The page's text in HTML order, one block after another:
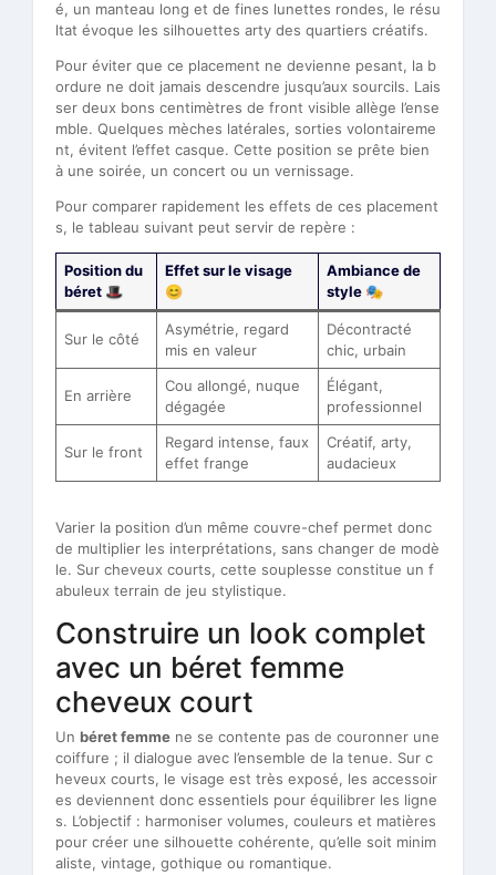
é, un manteau long et de fines lunettes rondes, le résu
ltat évoque les silhouettes arty des quartiers créatifs.
Pour éviter que ce placement ne devienne pesant, la b
ordure ne doit jamais descendre jusqu’aux sourcils. Lais
ser deux bons centimètres de front visible allège l’ense
mble. Quelques mèches latérales, sorties volontaireme
nt, évitent l’effet casque. Cette position se prête bien
à une soirée, un concert ou un vernissage.
Pour comparer rapidement les effets de ces placement
s, le tableau suivant peut servir de repère :
Position du
béret 🎩
Effet sur le visage
😊
Ambiance de
style 🎭
Sur le côté
Asymétrie, regard
mis en valeur
Décontracté
chic, urbain
En arrière
Cou allongé, nuque
dégagée
Élégant,
professionnel
Sur le front
Regard intense, faux
effet frange
Créatif, arty,
audacieux
Varier la position d’un même couvre-chef permet donc
de multiplier les interprétations, sans changer de modè
le. Sur cheveux courts, cette souplesse constitue un f
abuleux terrain de jeu stylistique.
Construire un look complet
avec un béret femme
cheveux court
Un béret femme ne se contente pas de couronner une
coiffure ; il dialogue avec l’ensemble de la tenue. Sur c
heveux courts, le visage est très exposé, les accessoir
es deviennent donc essentiels pour équilibrer les ligne
s. L’objectif : harmoniser volumes, couleurs et matières
pour créer une silhouette cohérente, qu’elle soit minim
aliste, vintage, gothique ou romantique.